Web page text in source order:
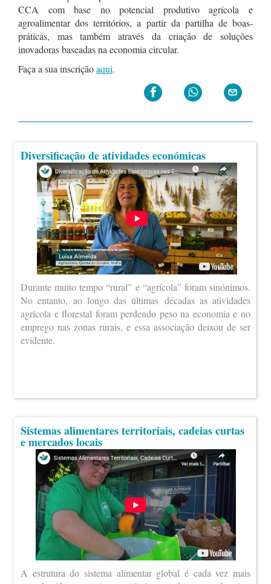
CCA com base no potencial produtivo agrícola e
agroalimentar dos territórios, a partir da partilha de boas-
práticas, mas também através da criação de soluções
inovadoras baseadas na economia circular.
Faça a sua inscriçãoaqui.
Diversificação de atividades económicas
Durante muito tempo “rural” e “agrícola” foram sinónimos.
No entanto, ao longo das últimas décadas as atividades
agrícola e florestal foram perdendo peso na economia e no
emprego nas zonas rurais, e essa associação deixou de ser
evidente.
Sistemas alimentares territoriais, cadeias curtas
e mercados locais
A estrutura do sistema alimentar global é cada vez mais